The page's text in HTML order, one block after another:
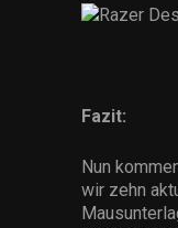
Fazit:
Nun
wir zehn